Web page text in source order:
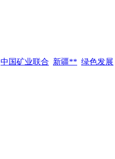
中国矿业联合 新疆** 绿色发展